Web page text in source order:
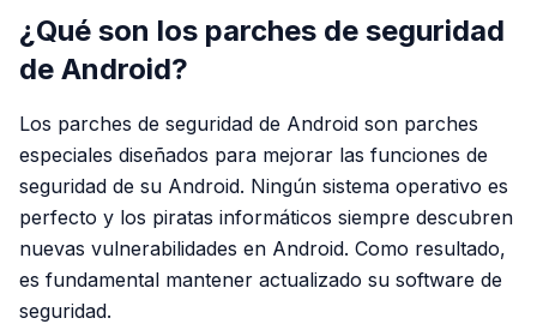
¿Qué son los parches de seguridad
de Android?
Los parches de seguridad de Android son parches
especiales diseñados para mejorar las funciones de
seguridad de su Android. Ningún sistema operativo es
perfecto y los piratas informáticos siempre descubren
nuevas vulnerabilidades en Android. Como resultado,
es fundamental mantener actualizado su software de
seguridad.